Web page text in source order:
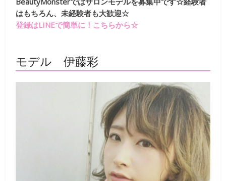
はもちろん、未経験者も大歓迎☆
登録はLINEで簡単に！こちらから☆
モデル 伊藤彩